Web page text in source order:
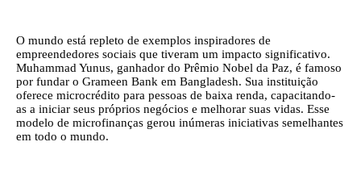
O mundo está repleto de exemplos inspiradores de
empreendedores sociais que tiveram um impacto significativo.
Muhammad Yunus, ganhador do Prêmio Nobel da Paz, é famoso
por fundar o Grameen Bank em Bangladesh. Sua instituição
oferece microcrédito para pessoas de baixa renda, capacitando-
as a iniciar seus próprios negócios e melhorar suas vidas. Esse
modelo de microfinanças gerou inúmeras iniciativas semelhantes
em todo o mundo.